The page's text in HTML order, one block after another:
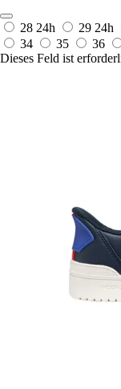
28 24h 29 24h
34
35 36
Dieses Feld ist